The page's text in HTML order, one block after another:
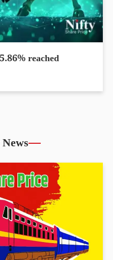
reached